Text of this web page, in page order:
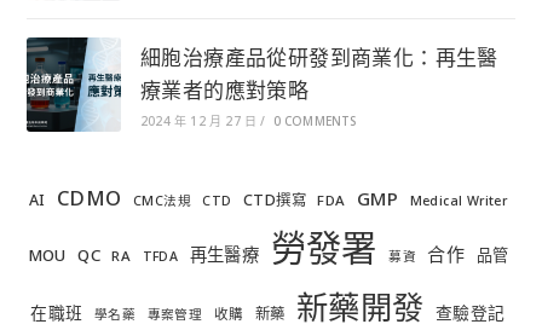
細胞治療產品從研發到商業化：再生醫
療業者的應對策略
2024 年 12 月 27 日 / 0 COMMENTS
AI CDMO CMC法規 CTD CTD撰寫 FDA GMP Medical Writer
MOU QC RA TFDA 再生醫療 勞發署 募資 合作 品管
在職班 學名藥 專案管理 收購 新藥 新藥開發 查驗登記